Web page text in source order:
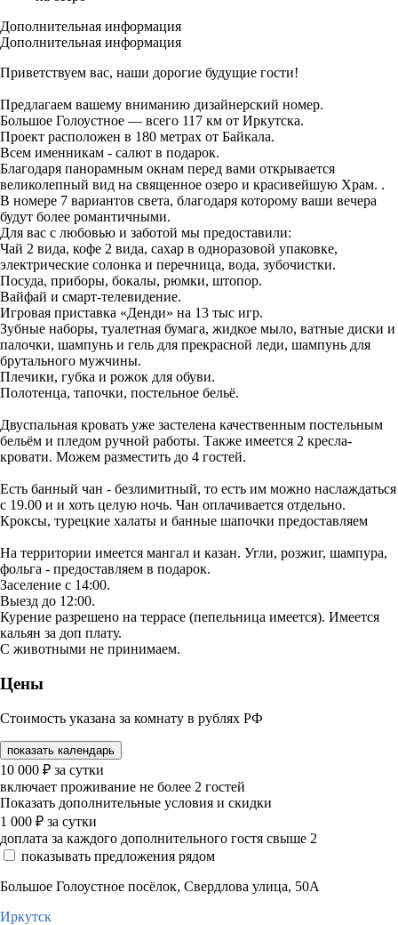
Дополнительная информация
Дополнительная информация
Приветствуем вас, наши дорогие будущие гости!
Предлагаем вашему вниманию дизайнерский номер.
Большое Голоустное — всего 117 км от Иркутска.
Проект расположен в 180 метрах от Байкала.
Всем именникам - салют в подарок.
Благодаря панорамным окнам перед вами открывается
великолепный вид на священное озеро и красивейшую Храм. .
В номере 7 вариантов света, благодаря которому ваши вечера
будут более романтичными.
Для вас с любовью и заботой мы предоставили:
Чай 2 вида, кофе 2 вида, сахар в одноразовой упаковке,
электрические солонка и перечница, вода, зубочистки.
Посуда, приборы, бокалы, рюмки, штопор.
Вайфай и смарт-телевидение.
Игровая приставка «Денди» на 13 тыс игр.
Зубные наборы, туалетная бумага, жидкое мыло, ватные диски и
палочки, шампунь и гель для прекрасной леди, шампунь для
брутального мужчины.
Плечики, губка и рожок для обуви.
Полотенца, тапочки, постельное бельё.
Двуспальная кровать уже застелена качественным постельным
бельём и пледом ручной работы. Также имеется 2 кресла-
кровати. Можем разместить до 4 гостей.
Есть банный чан - безлимитный, то есть им можно наслаждаться
с 19.00 и и хоть целую ночь. Чан оплачивается отдельно.
Кроксы, турецкие халаты и банные шапочки предоставляем
На территории имеется мангал и казан. Угли, розжиг, шампура,
фольга - предоставляем в подарок.
Заселение с 14:00.
Выезд до 12:00.
Курение разрешено на террасе (пепельница имеется). Имеется
кальян за доп плату.
С животными не принимаем.
Цены
Стоимость указана за комнату в рублях РФ
показать календарь
10 000 ₽ за сутки
включает проживание не более 2 гостей
Показать дополнительные условия и скидки
1 000 ₽ за сутки
доплата за каждого дополнительного гостя свыше 2
показывать предложения рядом
Большое Голоустное посёлок, Свердлова улица, 50А
Иркутск